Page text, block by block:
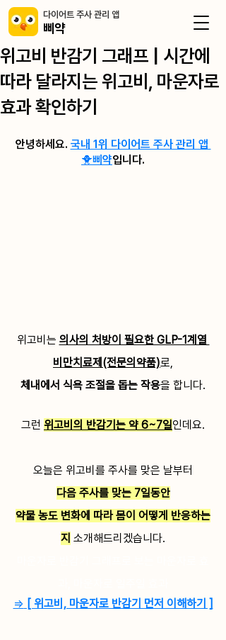
​다이어트 주사 관리 앱
삐약
위고비 반감기 그래프 | 시간에
따라 달라지는 위고비, 마운자로
효과 확인하기
안녕하세요. 국내 1위 다이어트 주사 관리 앱
🐥삐약입니다.
위고비는 의사의 처방이 필요한 GLP-1계열
비만치료제(전문의약품)로,
체내에서 식욕 조절을 돕는 작용을 합니다.
그런 위고비의 반감기는 약 6~7일인데요.
오늘은 위고비를 주사를 맞은 날부터
다음 주사를 맞는 7일동안
약물 농도 변화에 따라 몸이 어떻게 반응하는
지 소개해드리겠습니다.
=> [ 위고비, 마운자로 반감기 먼저 이해하기 ]